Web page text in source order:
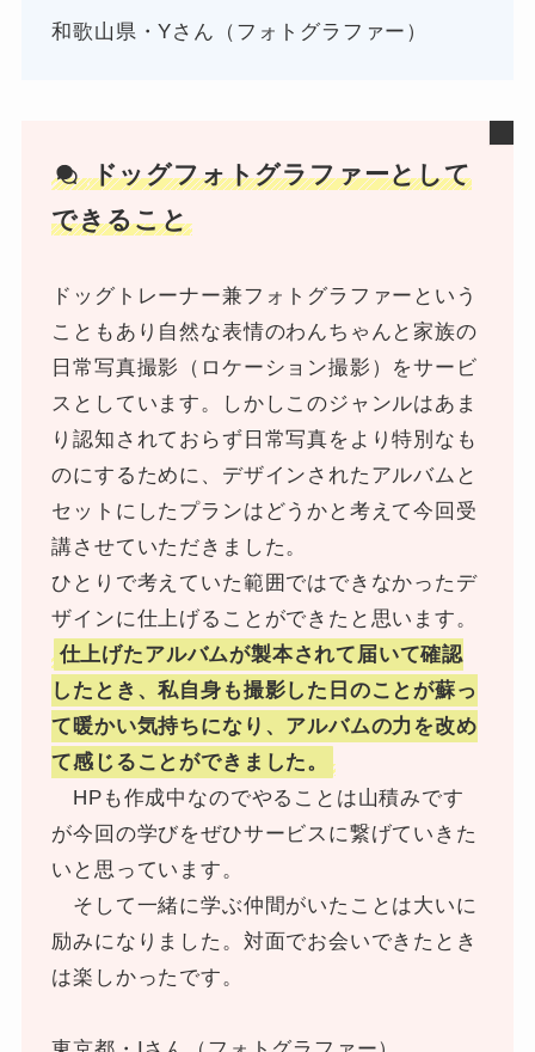
和歌山県・Yさん（フォトグラファー）
ドッグフォトグラファーとして
できること
ドッグトレーナー兼フォトグラファーという
こともあり自然な表情のわんちゃんと家族の
日常写真撮影（ロケーション撮影）をサービ
スとしています。しかしこのジャンルはあま
り認知されておらず日常写真をより特別なも
のにするために、デザインされたアルバムと
セットにしたプランはどうかと考えて今回受
講させていただきました。
ひとりで考えていた範囲ではできなかったデ
ザインに仕上げることができたと思います。
仕上げたアルバムが製本されて届いて確認
したとき、私自身も撮影した日のことが蘇っ
て暖かい気持ちになり、アルバムの力を改め
て感じることができました。
HPも作成中なのでやることは山積みです
が今回の学びをぜひサービスに繋げていきた
いと思っています。
そして一緒に学ぶ仲間がいたことは大いに
励みになりました。対面でお会いできたとき
は楽しかったです。